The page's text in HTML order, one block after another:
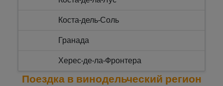
Коста-дель-Соль
Гранада
Херес-де-ла-Фронтера
Севилья
Поездка в винодельческий регион